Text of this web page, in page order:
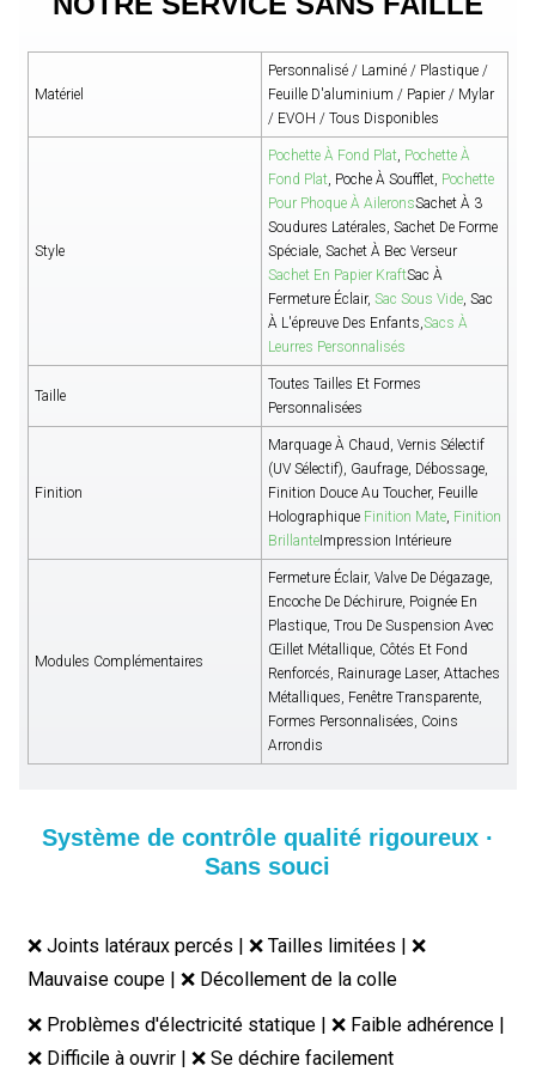
Matériel
Personnalisé / Laminé / Plastique /
Feuille D'aluminium / Papier / Mylar
/ EVOH / Tous Disponibles
Style
Pochette À Fond Plat, Pochette À
Fond Plat, Poche À Soufflet, Pochette
Pour Phoque À AileronsSachet À 3
Soudures Latérales, Sachet De Forme
Spéciale, Sachet À Bec Verseur
Sachet En Papier KraftSac À
Fermeture Éclair, Sac Sous Vide, Sac
À L'épreuve Des Enfants,Sacs À
Leurres Personnalisés
Taille
Toutes Tailles Et Formes
Personnalisées
Finition
Marquage À Chaud, Vernis Sélectif
(UV Sélectif), Gaufrage, Débossage,
Finition Douce Au Toucher, Feuille
Holographique Finition Mate, Finition
BrillanteImpression Intérieure
Modules Complémentaires
Fermeture Éclair, Valve De Dégazage,
Encoche De Déchirure, Poignée En
Plastique, Trou De Suspension Avec
Œillet Métallique, Côtés Et Fond
Renforcés, Rainurage Laser, Attaches
Métalliques, Fenêtre Transparente,
Formes Personnalisées, Coins
Arrondis
Système de contrôle qualité rigoureux ·
Sans souci
❌ Joints latéraux percés | ❌ Tailles limitées | ❌
Mauvaise coupe | ❌ Décollement de la colle
❌ Problèmes d'électricité statique | ❌ Faible adhérence |
❌ Difficile à ouvrir | ❌ Se déchire facilement